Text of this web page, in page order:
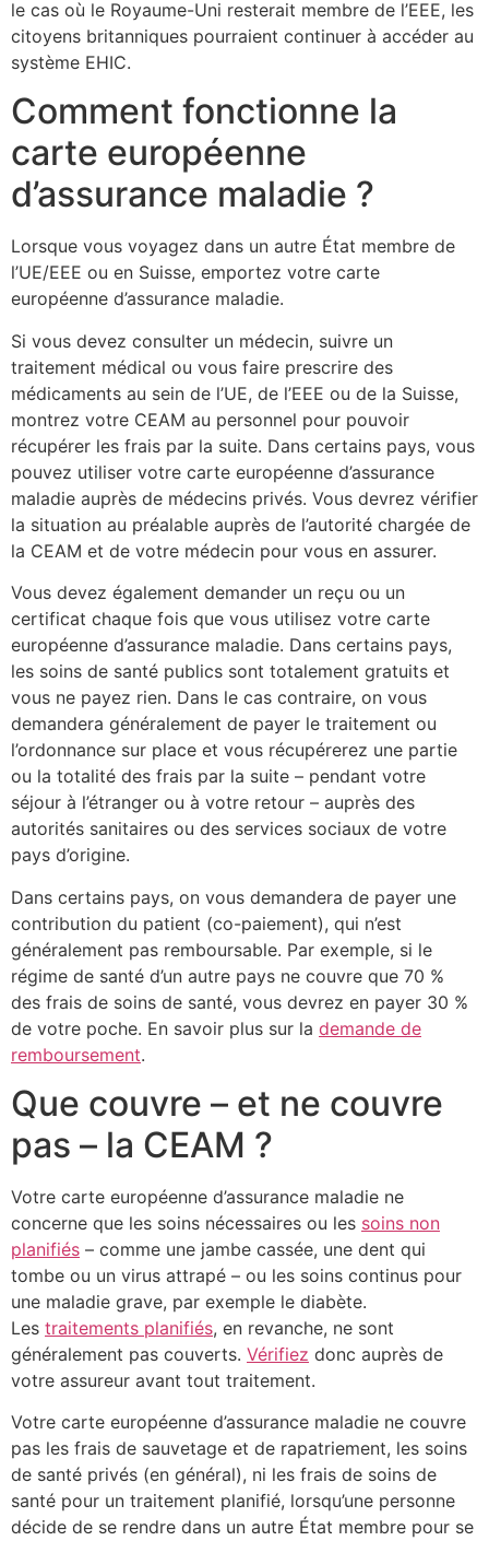
le cas où le Royaume-Uni resterait membre de l’EEE, les
citoyens britanniques pourraient continuer à accéder au
système EHIC.
Comment fonctionne la
carte européenne
d’assurance maladie ?
Lorsque vous voyagez dans un autre État membre de
l’UE/EEE ou en Suisse, emportez votre carte
européenne d’assurance maladie.
Si vous devez consulter un médecin, suivre un
traitement médical ou vous faire prescrire des
médicaments au sein de l’UE, de l’EEE ou de la Suisse,
montrez votre CEAM au personnel pour pouvoir
récupérer les frais par la suite. Dans certains pays, vous
pouvez utiliser votre carte européenne d’assurance
maladie auprès de médecins privés. Vous devrez vérifier
la situation au préalable auprès de l’autorité chargée de
la CEAM et de votre médecin pour vous en assurer.
Vous devez également demander un reçu ou un
certificat chaque fois que vous utilisez votre carte
européenne d’assurance maladie. Dans certains pays,
les soins de santé publics sont totalement gratuits et
vous ne payez rien. Dans le cas contraire, on vous
demandera généralement de payer le traitement ou
l’ordonnance sur place et vous récupérerez une partie
ou la totalité des frais par la suite – pendant votre
séjour à l’étranger ou à votre retour – auprès des
autorités sanitaires ou des services sociaux de votre
pays d’origine.
Dans certains pays, on vous demandera de payer une
contribution du patient (co-paiement), qui n’est
généralement pas remboursable. Par exemple, si le
régime de santé d’un autre pays ne couvre que 70 %
des frais de soins de santé, vous devrez en payer 30 %
de votre poche. En savoir plus sur la demande de
remboursement.
Que couvre – et ne couvre
pas – la CEAM ?
Votre carte européenne d’assurance maladie ne
concerne que les soins nécessaires ou les soins non
planifiés – comme une jambe cassée, une dent qui
tombe ou un virus attrapé – ou les soins continus pour
une maladie grave, par exemple le diabète.
Les traitements planifiés, en revanche, ne sont
généralement pas couverts. Vérifiez donc auprès de
votre assureur avant tout traitement.
Votre carte européenne d’assurance maladie ne couvre
pas les frais de sauvetage et de rapatriement, les soins
de santé privés (en général), ni les frais de soins de
santé pour un traitement planifié, lorsqu’une personne
décide de se rendre dans un autre État membre pour se